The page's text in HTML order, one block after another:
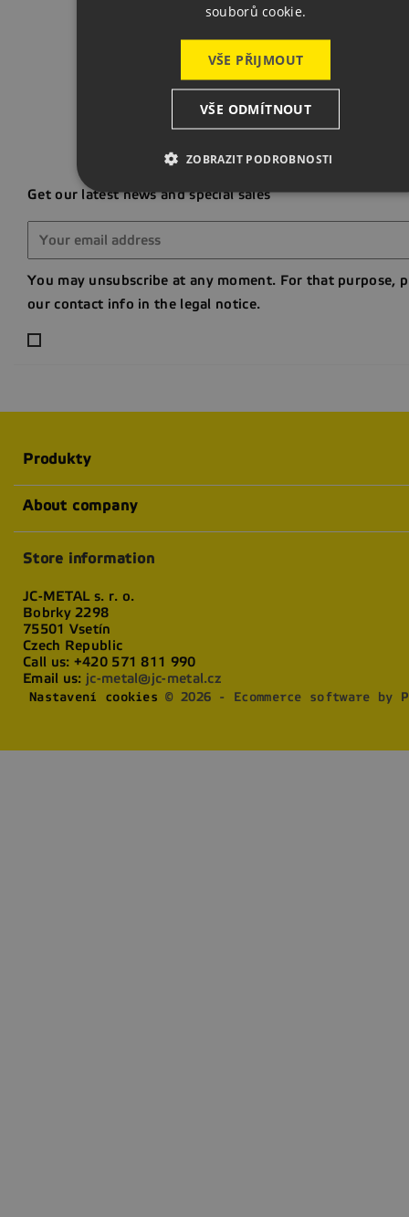
Get our latest news and special sales
You may unsubscribe at any moment. For that purpose,
our contact info in the legal notice.
Produkty
About company
Store information
JC-METAL s. r. o.
Bobrky 2298
75501 Vsetín
Czech Republic
Call us: +420 571 811 990
Email us: jc-metal@jc-metal.cz
Nastavení cookies © 2026 - Ecommerce software by
souborů cookie.
VŠE PŘIJMOUT
VŠE ODMÍTNOUT
ZOBRAZIT PODROBNOSTI